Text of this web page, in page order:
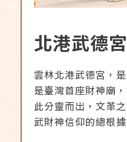
北港武德宮
雲林北港武德宮，
是臺灣首座財神廟
此分靈而出，文革
武財神信仰的總根據